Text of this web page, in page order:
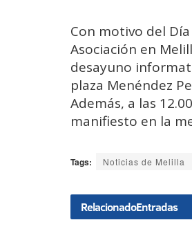
Con motivo del
Asociación en
desayuno
plaza Menéndez
Además, a las
manifiesto en la
Tags: Noticias de Melilla
RelacionadoEntradas